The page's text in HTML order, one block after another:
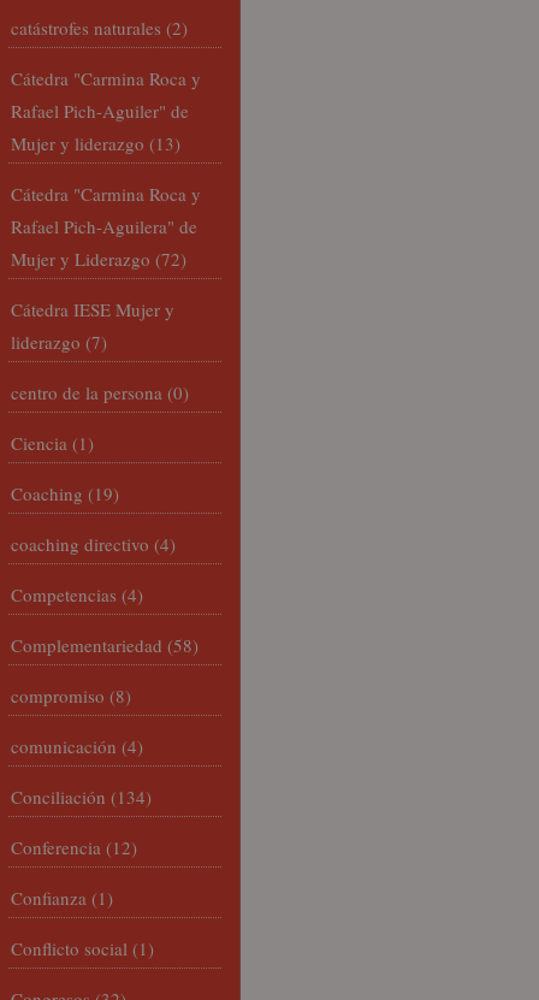
catástrofes naturales (2)
Cátedra "Carmina Roca y
Rafael Pich-Aguiler" de
Mujer y liderazgo (13)
Cátedra "Carmina Roca y
Rafael Pich-Aguilera" de
Mujer y Liderazgo (72)
Cátedra IESE Mujer y
liderazgo (7)
centro de la persona (0)
Ciencia (1)
Coaching (19)
coaching directivo (4)
Competencias (4)
Complementariedad (58)
compromiso (8)
comunicación (4)
Conciliación (134)
Conferencia (12)
Confianza (1)
Conflicto social (1)